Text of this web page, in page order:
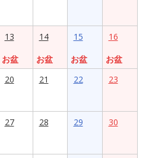
13
お盆
14
お盆
15
お盆
16
お盆
20 21 22 23
27 28 29 30